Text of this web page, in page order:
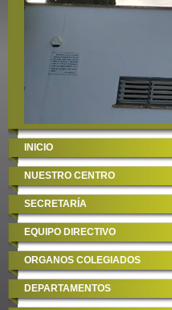
INICIO
NUESTRO CENTRO
SECRETARÍA
EQUIPO DIRECTIVO
ORGANOS COLEGIADOS
DEPARTAMENTOS